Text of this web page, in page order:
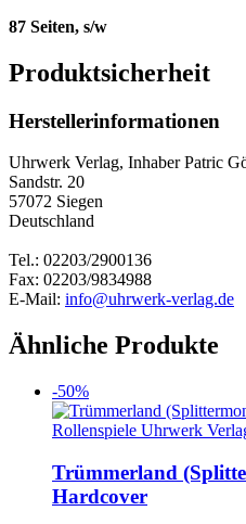
87 Seiten, s/w
Produktsicherheit
Herstellerinformationen
Uhrwerk Verlag, Inhaber Patric
Sandstr. 20
57072 Siegen
Deutschland
Tel.: 02203/2900136
Fax: 02203/9834988
E-Mail: info@uhrwerk-verlag.de
Ähnliche Produkte
-50%
Rollenspiele Uhrwerk
Trümmerland
Hardcover